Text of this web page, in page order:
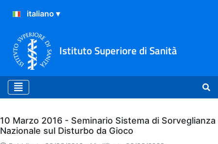
Istituto Superiore di Sanità
Archivio
10 Marzo 2016 - Seminario Sistema di Sorveglianza
Nazionale sul Disturbo da Gioco